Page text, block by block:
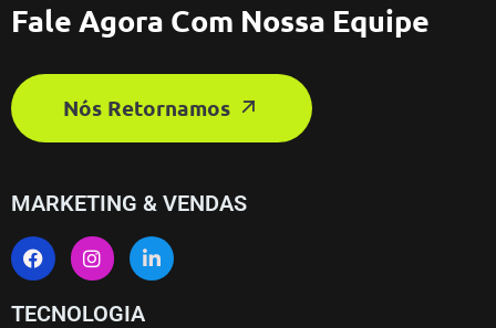
Fale Agora Com Nossa Equipe
Nós Retornamos
MARKETING & VENDAS
TECNOLOGIA